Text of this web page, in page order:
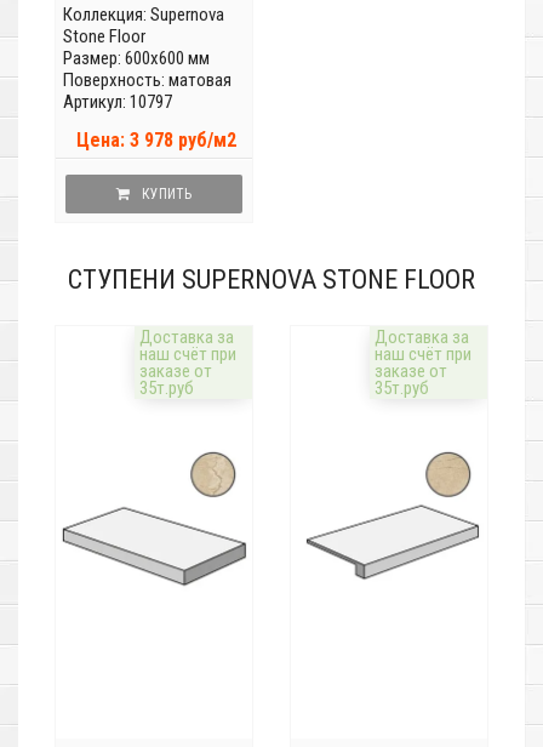
Коллекция: Supernova
Stone Floor
Размер: 600x600 мм
Поверхность: матовая
Артикул: 10797
Цена: 3 978 руб/м2
КУПИТЬ
СТУПЕНИ SUPERNOVA STONE FLOOR
Доставка за
наш счёт при
заказе от
35т.руб
Доставка за
наш счёт при
заказе от
35т.руб